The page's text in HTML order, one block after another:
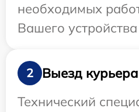
необходимых
Вашего
2
Выезд
Технический